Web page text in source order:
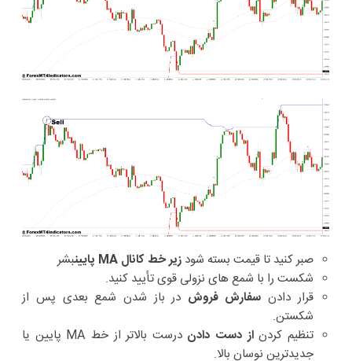
صبر کنید تا قیمت بسته شودزیر خط کانال MA پایین
بشر
شکست را با شمع های نزولی قوی تأیید کنید.
قرار دادن سفارش فروش در باز شدن شمع بعدی پس از
شکستن.
تنظیم کردناز دست دادن
درست بالاتر از خط MA پایین یا
جدیدترین نوسان بالا.